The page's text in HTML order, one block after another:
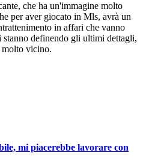
che ha un'immagine molto
per aver giocato in Mls, avrà un
in affari che vanno
definendo gli ultimi dettagli,
vicino.
mi piacerebbe lavorare con